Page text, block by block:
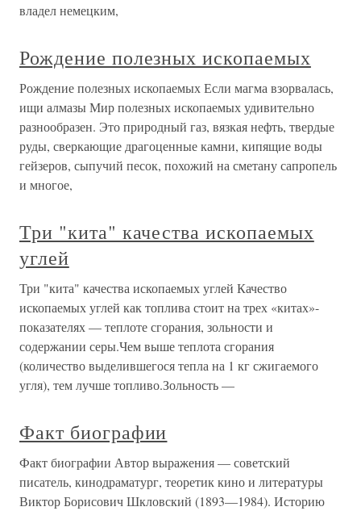
владел немецким,
Рождение полезных ископаемых
Рождение полезных ископаемых Если магма взорвалась,
ищи алмазы Мир полезных ископаемых удивительно
разнообразен. Это природный газ, вязкая нефть, твердые
руды, сверкающие драгоценные камни, кипящие воды
гейзеров, сыпучий песок, похожий на сметану сапропель
и многое,
Три "кита" качества ископаемых
углей
Три "кита" качества ископаемых углей Качество
ископаемых углей как топлива стоит на трех «китах»-
показателях — теплоте сгорания, зольности и
содержании серы.Чем выше теплота сгорания
(количество выделившегося тепла на 1 кг сжигаемого
угля), тем лучше топливо.Зольность —
Факт биографии
Факт биографии Автор выражения — советский
писатель, кинодраматург, теоретик кино и литературы
Виктор Борисович Шкловский (1893—1984). Историю